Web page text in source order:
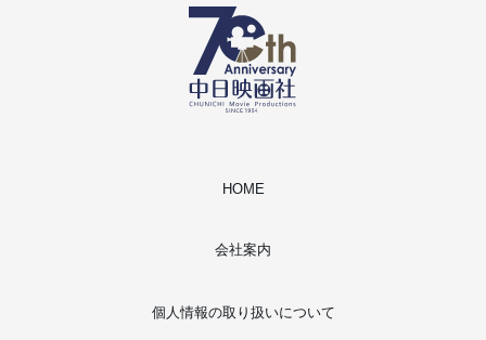
HOME
会社案内
個人情報の取り扱いについて